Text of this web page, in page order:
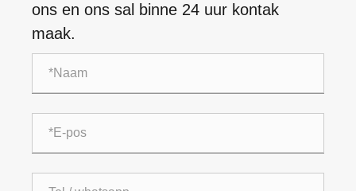
ons en ons sal binne 24 uur kontak
maak.